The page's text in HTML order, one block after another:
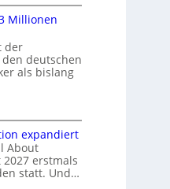
Millionen
der
deutschen
als bislang
expandiert
About
erstmals
statt. Und…